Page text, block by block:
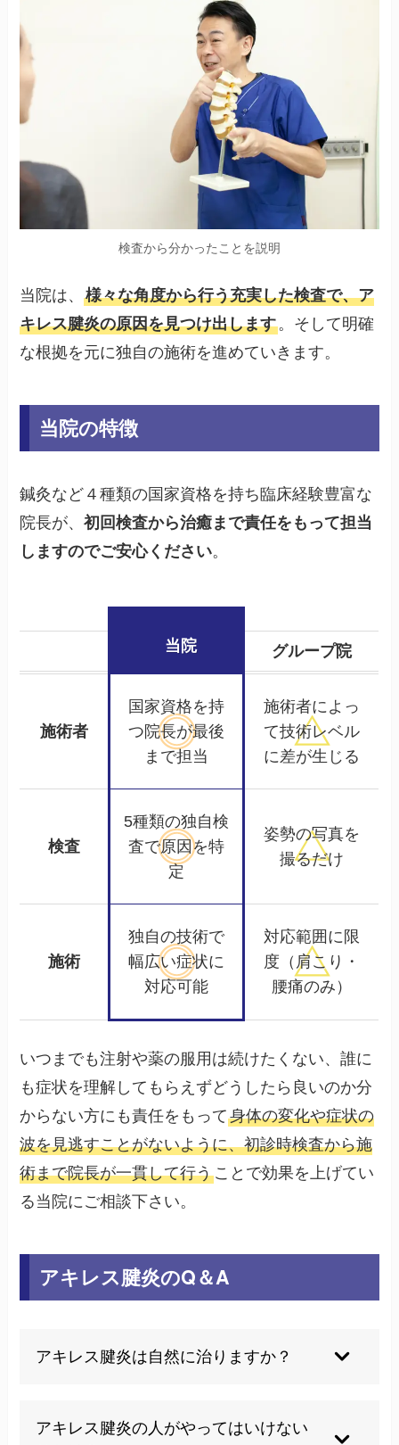
検査から分かったことを説明
当院は、様々な角度から行う充実した検査で、ア
キレス腱炎の原因を見つけ出します。そして明確
な根拠を元に独自の施術を進めていきます。
当院の特徴
鍼灸など４種類の国家資格を持ち臨床経験豊富な
院長が、初回検査から治癒まで責任をもって担当
しますのでご安心ください。
当院 グループ院
施術者
国家資格を持
つ院長が最後
まで担当
施術者によっ
て技術レベル
に差が生じる
検査
5種類の独自検
査で原因を特
定
姿勢の写真を
撮るだけ
施術
独自の技術で
幅広い症状に
対応可能
対応範囲に限
度 （肩こり・
腰痛のみ）
いつまでも注射や薬の服用は続けたくない、誰に
も症状を理解してもらえずどうしたら良いのか分
からない方にも責任をもって身体の変化や症状の
波を見逃すことがないように、初診時検査から施
術まで院長が一貫して行うことで効果を上げてい
る当院にご相談下さい。
アキレス腱炎のQ＆A
アキレス腱炎は自然に治りますか？
自然に回復することもありますが、慢性化を防ぐ
アキレス腱炎の人がやってはいけない